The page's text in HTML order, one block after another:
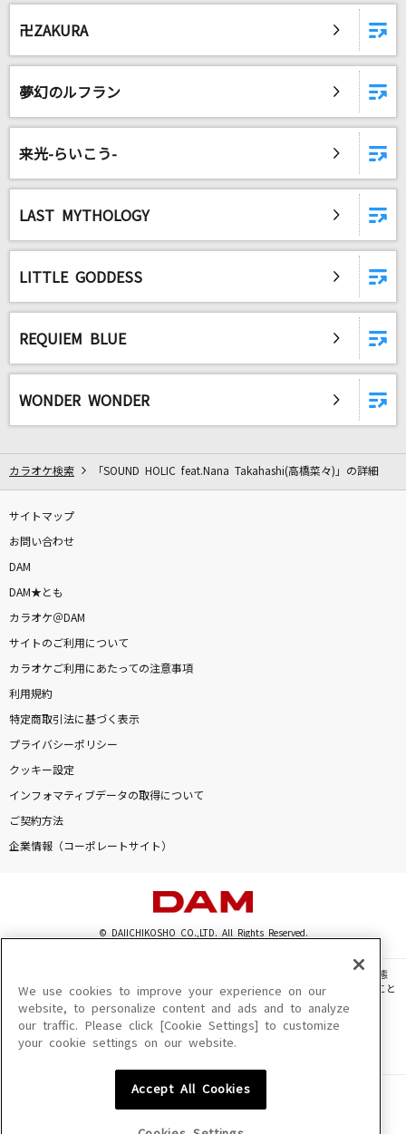
卍ZAKURA
夢幻のルフラン
来光-らいこう-
LAST MYTHOLOGY
LITTLE GODDESS
REQUIEM BLUE
WONDER WONDER
カラオケ検索 「SOUND HOLIC feat.Nana Takahashi(高橋菜々)」の詳細
サイトマップ
お問い合わせ
DAM
DAM★とも
カラオケ＠DAM
サイトのご利用について
カラオケご利用にあたっての注意事項
利用規約
特定商取引法に基づく表示
プライバシーポリシー
クッキー設定
インフォマティブデータの取得について
ご契約方法
企業情報（コーポレートサイト）
© DAIICHIKOSHO CO.,LTD. All Rights Reserved.
このサイトに掲載されている一切の文章・画像・写真・動画・音声等を、手段や形態
を問わず、著作権法の定める範囲を超えて無断で複製、転載、ファイル化などすること
を禁じます。
楽曲及びコンテンツは、機種によりご利用いただけない場合があります。
楽曲及びコンテンツの配信日、配信内容が変更になる場合があります。
We use cookies to improve your experience on our
website, to personalize content and ads and to analyze
our traffic. Please click [Cookie Settings] to customize
your cookie settings on our website.
Accept All Cookies